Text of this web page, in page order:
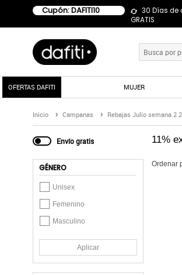
Cupón: DAFITI10
30 Días de
GRATIS
OFERTAS DAFITI MUJER
Inicio Campanas Rebajas Julio semana 2
Envío gratis
GÉNERO
Unisex
Femenino
Masculino
Aplicar
11%
Ordenar